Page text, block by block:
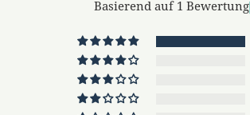
Basierend auf 1 Bewertung